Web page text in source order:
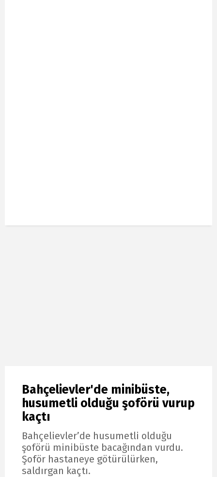
Bahçelievler'de minibüste,
husumetli olduğu şoförü vurup
kaçtı
Bahçelievler’de husumetli olduğu
şoförü minibüste bacağından vurdu.
Şoför hastaneye götürülürken,
saldırgan kaçtı.